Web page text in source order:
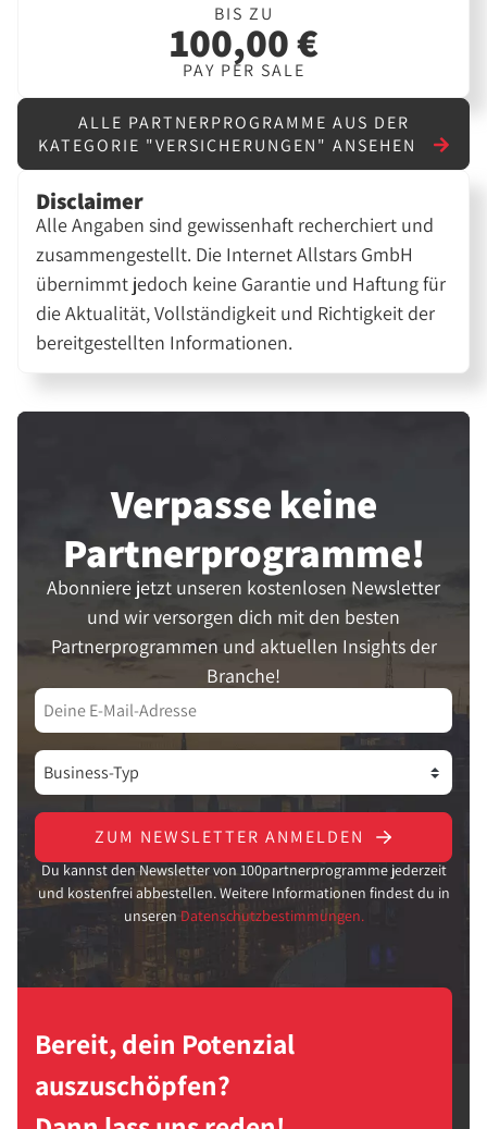
BIS ZU
100,00 €
PAY PER SALE
ALLE PARTNERPROGRAMME AUS DER
KATEGORIE "VERSICHERUNGEN" ANSEHEN
Disclaimer
Alle Angaben sind gewissenhaft recherchiert und
zusammengestellt. Die Internet Allstars GmbH
übernimmt jedoch keine Garantie und Haftung für
die Aktualität, Vollständigkeit und Richtigkeit der
bereitgestellten Informationen.
Verpasse keine
Partner­programme!
Abonniere jetzt unseren kostenlosen Newsletter
und wir versorgen dich mit den besten
Partnerprogrammen und aktuellen Insights der
Branche!
ZUM NEWSLETTER ANMELDEN
Du kannst den Newsletter von 100partnerprogramme jederzeit
und kostenfrei abbestellen. Weitere Informationen findest du in
unseren Datenschutzbestimmungen.
Bereit, dein Potenzial
auszuschöpfen?